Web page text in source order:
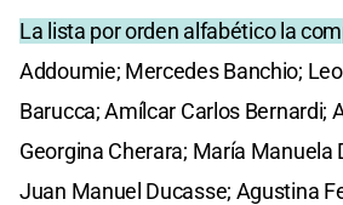
La lista por orden alfabético la
Addoumie; Mercedes Banchio;
Barucca; Amílcar Carlos Bernardi;
Georgina Cherara; María Manuela
Juan Manuel Ducasse; Agustina